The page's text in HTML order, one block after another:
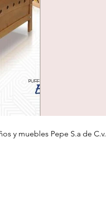
y muebles Pepe S.a de C.v.